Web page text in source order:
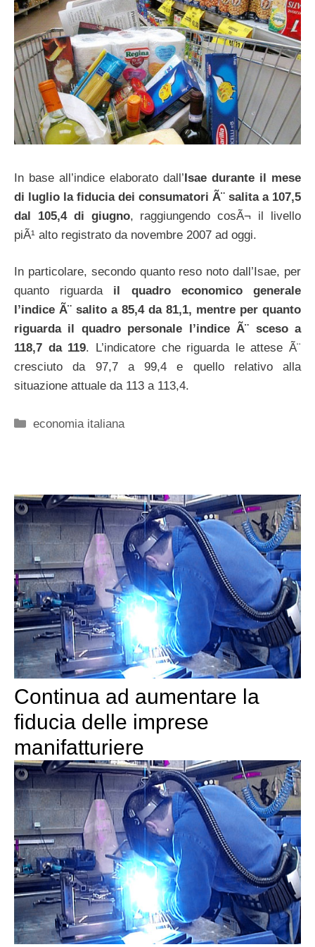
In base all’indice elaborato dall’Isae durante il mese
di luglio la fiducia dei consumatori Ã¨ salita a 107,5
dal 105,4 di giugno, raggiungendo cosÃ¬ il livello
piÃ¹ alto registrato da novembre 2007 ad oggi.
In particolare, secondo quanto reso noto dall’Isae, per
quanto riguarda il quadro economico generale
l’indice Ã¨ salito a 85,4 da 81,1, mentre per quanto
riguarda il quadro personale l’indice Ã¨ sceso a
118,7 da 119. L’indicatore che riguarda le attese Ã¨
cresciuto da 97,7 a 99,4 e quello relativo alla
situazione attuale da 113 a 113,4.
Categorie
economia italiana
Continua ad aumentare la
fiducia delle imprese
manifatturiere